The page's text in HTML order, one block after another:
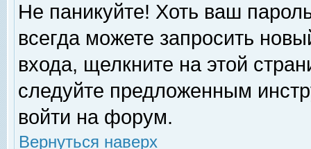
Не паникуйте! Хоть ваш
всегда можете запросить
входа, щелкните на этой
следуйте предложенным
войти на форум.
Вернуться наверх